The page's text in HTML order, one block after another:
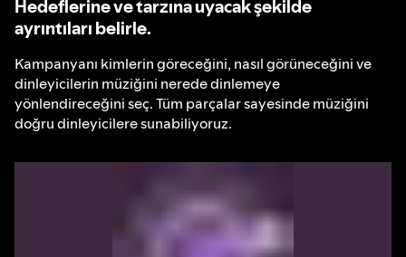
Hedeflerine ve tarzına uyacak şekilde
ayrıntıları belirle.
Kampanyanı kimlerin göreceğini, nasıl görüneceğini ve
dinleyicilerin müziğini nerede dinlemeye
yönlendireceğini seç. Tüm parçalar sayesinde müziğini
doğru dinleyicilere sunabiliyoruz.